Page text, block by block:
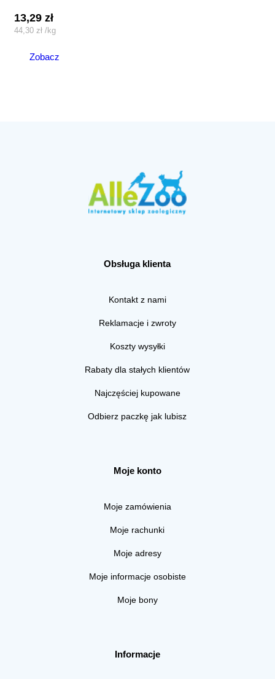
13,29zł
44,30 zł /kg
Zobacz
Obsługa klienta
Kontakt z nami
Reklamacje i zwroty
Koszty wysyłki
Rabaty dla stałych klientów
Najczęściej kupowane
Odbierz paczkę jak lubisz
Moje konto
Moje zamówienia
Moje rachunki
Moje adresy
Moje informacje osobiste
Moje bony
Informacje